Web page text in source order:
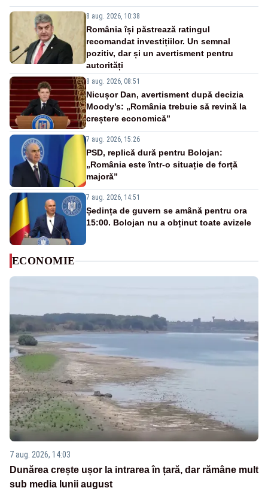
8 aug. 2026, 10:38
România își păstrează ratingul
recomandat investițiilor. Un semnal
pozitiv, dar și un avertisment pentru
autorități
8 aug. 2026, 08:51
Nicușor Dan, avertisment după decizia
Moody’s: „România trebuie să revină la
creștere economică”
7 aug. 2026, 15:26
PSD, replică dură pentru Bolojan:
„România este într-o situație de forță
majoră”
7 aug. 2026, 14:51
Ședința de guvern se amână pentru ora
15:00. Bolojan nu a obținut toate avizele
ECONOMIE
7 aug. 2026, 14:03
Dunărea crește ușor la intrarea în țară, dar rămâne mult
sub media lunii august